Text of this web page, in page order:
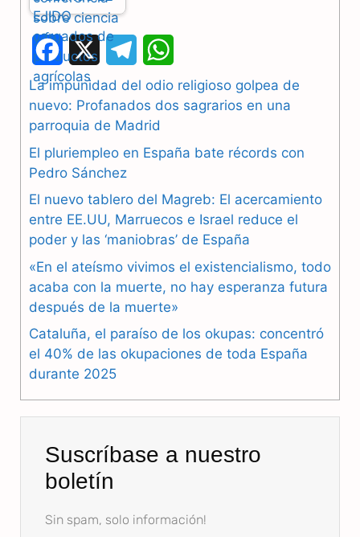
F
a
c
b
o
o
k
e
l
r
a
m
h
a
A
p
p
La impunidad del odio religioso golpea de
nuevo: Profanados dos sagrarios en una
parroquia de Madrid
El pluriempleo en España bate récords con
Pedro Sánchez
El nuevo tablero del Magreb: El acercamiento
entre EE.UU, Marruecos e Israel reduce el
poder y las ‘maniobras’ de España
«En el ateísmo vivimos el existencialismo, todo
acaba con la muerte, no hay esperanza futura
después de la muerte»
Cataluña, el paraíso de los okupas: concentró
el 40% de las okupaciones de toda España
durante 2025
Suscríbase a nuestro
boletín
Sin spam, solo información!